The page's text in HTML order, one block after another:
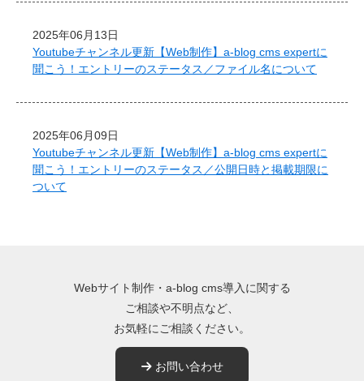
2025年06月13日
Youtubeチャンネル更新【Web制作】a-blog cms expertに
聞こう！エントリーのステータス／ファイル名について
2025年06月09日
Youtubeチャンネル更新【Web制作】a-blog cms expertに
聞こう！エントリーのステータス／公開日時と掲載期限に
ついて
Webサイト制作・a-blog cms導入に関する
ご相談や不明点など、
お気軽にご相談ください。
お問い合わせ